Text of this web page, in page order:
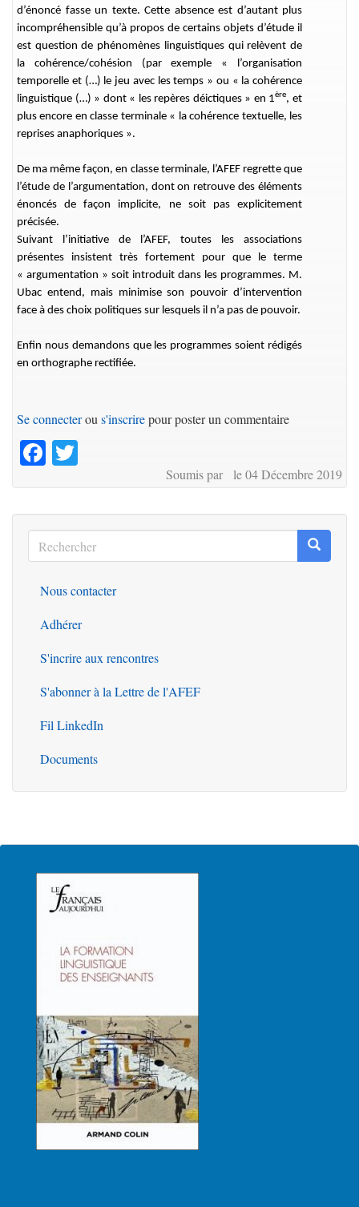
d’énoncé fasse un texte. Cette absence est d’autant plus
incompréhensible qu’à propos de certains objets d’étude il
est question de phénomènes linguistiques qui relèvent de
la cohérence/cohésion (par exemple « l’organisation
temporelle et (…) le jeu avec les temps » ou « la cohérence
linguistique (…) » dont « les repères déictiques » en 1ère, et
plus encore en classe terminale « la cohérence textuelle, les
reprises anaphoriques ».
De ma même façon, en classe terminale, l’AFEF regrette que
l’étude de l’argumentation, dont on retrouve des éléments
énoncés de façon implicite, ne soit pas explicitement
précisée.
Suivant l’initiative de l’AFEF, toutes les associations
présentes insistent très fortement pour que le terme
« argumentation » soit introduit dans les programmes. M.
Ubac entend, mais minimise son pouvoir d’intervention
face à des choix politiques sur lesquels il n’a pas de pouvoir.
Enfin nous demandons que les programmes soient rédigés
en orthographe rectifiée.
Se connecterou s'inscrirepour poster un commentaire
Facebook
Soumis par le 04 Décembre 2019
Rechercher
Rechercher
Outils
Nous contacter
Adhérer
S'incrire aux rencontres
S'abonner à la Lettre de l'AFEF
Fil LinkedIn
Documents